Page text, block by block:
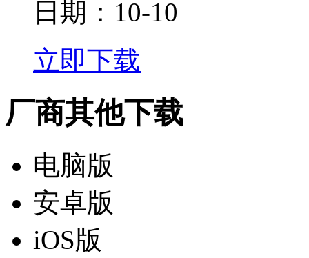
日期：10-10
立即下载
厂商其他下载
电脑版
安卓版
iOS版